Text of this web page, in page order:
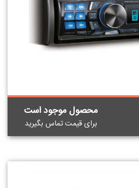
محصول موجود است
برای قيمت تماس بگيريد